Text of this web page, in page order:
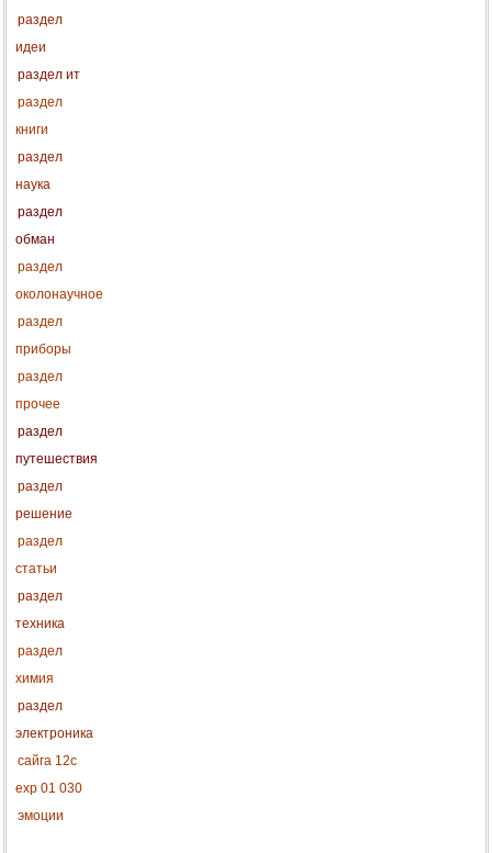
раздел
идеи
раздел ит
раздел
книги
раздел
наука
раздел
обман
раздел
околонаучное
раздел
приборы
раздел
прочее
раздел
путешествия
раздел
решение
раздел
статьи
раздел
техника
раздел
химия
раздел
электроника
сайга 12с
exp 01 030
эмоции